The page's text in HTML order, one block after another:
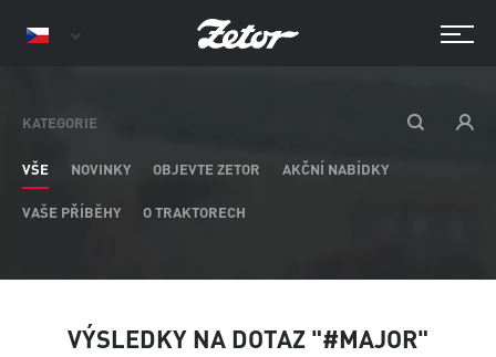
KATEGORIE
VŠE NOVINKY OBJEVTE ZETOR AKČNÍ NABÍDKY
VAŠE PŘÍBĚHY O TRAKTORECH
VÝSLEDKY NA DOTAZ "#MAJOR"